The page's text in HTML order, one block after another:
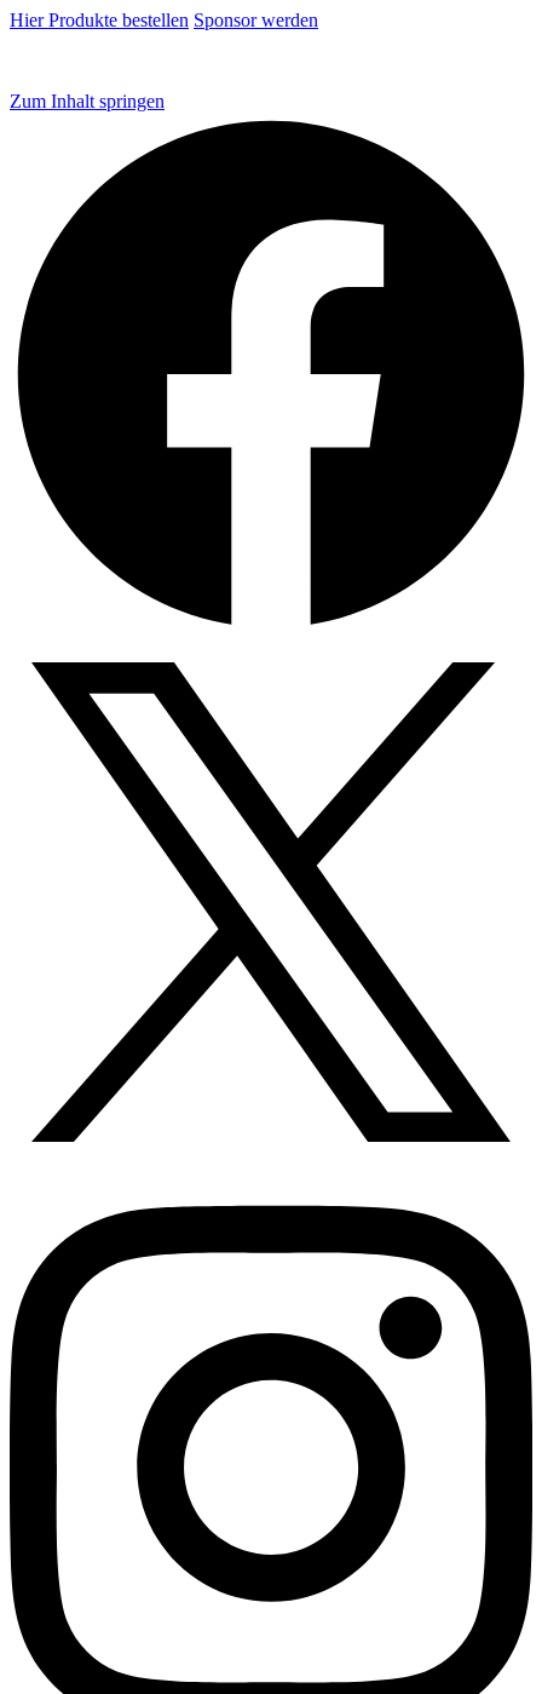
Hier Produkte bestellen Sponsor werden
Zum Inhalt springen